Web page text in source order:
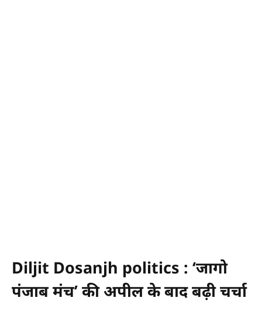
Diljit Dosanjh politics : ‘जागो
पंजाब मंच’ की अपील के बाद बढ़ी चर्चा